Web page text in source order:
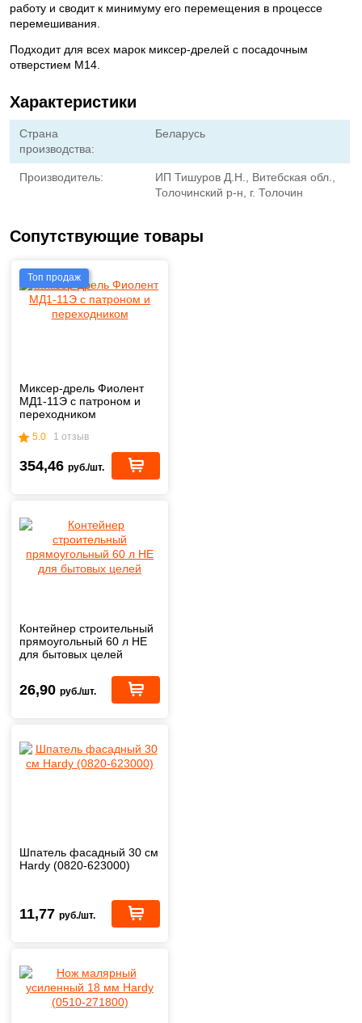
работу и сводит к минимуму его перемещения в процессе
перемешивания.
Подходит для всех марок миксер-дрелей с посадочным
отверстием М14.
Характеристики
Страна
производства:
Беларусь
Производитель:
ИП Тишуров Д.Н., Витебская обл.,
Толочинский р-н, г. Толочин
Сопутствующие товары
Топ продаж
Миксер-дрель Фиолент
МД1-11Э с патроном и
переходником
5.0 1 отзыв
354,46 руб./шт.
Контейнер строительный
прямоугольный 60 л НЕ
для бытовых целей
26,90 руб./шт.
Шпатель фасадный 30 см
Hardy (0820-623000)
11,77 руб./шт.